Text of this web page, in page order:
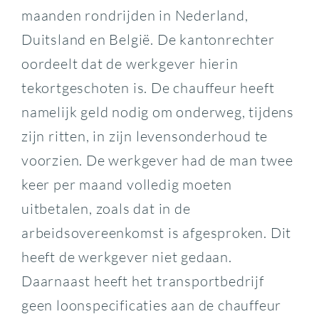
maanden rondrijden in Nederland,
Duitsland en België. De kantonrechter
oordeelt dat de werkgever hierin
tekortgeschoten is. De chauffeur heeft
namelijk geld nodig om onderweg, tijdens
zijn ritten, in zijn levensonderhoud te
voorzien. De werkgever had de man twee
keer per maand volledig moeten
uitbetalen, zoals dat in de
arbeidsovereenkomst is afgesproken. Dit
heeft de werkgever niet gedaan.
Daarnaast heeft het transportbedrijf
geen loonspecificaties aan de chauffeur